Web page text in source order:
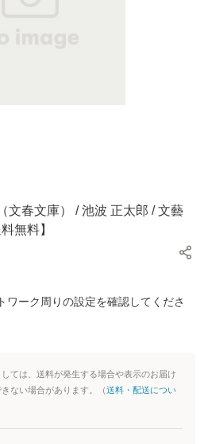
文春文庫） / 池波 正太郎 / 文藝
無料】
ワーク周りの設定を確認してくださ
ては、送料が発生する場合や表示のお届け
ない場合があります。（送料・配送につい